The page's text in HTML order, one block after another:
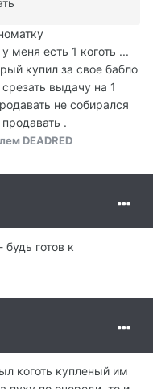
меня есть 1 коготь ...
купил за свое бабло
выдачу на 1
не собирался
.
DEADRED
готов к
коготь купленый им